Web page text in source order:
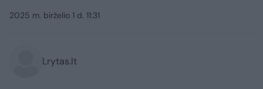
2025 m. birželio 1 d. 11:31
Lrytas.lt